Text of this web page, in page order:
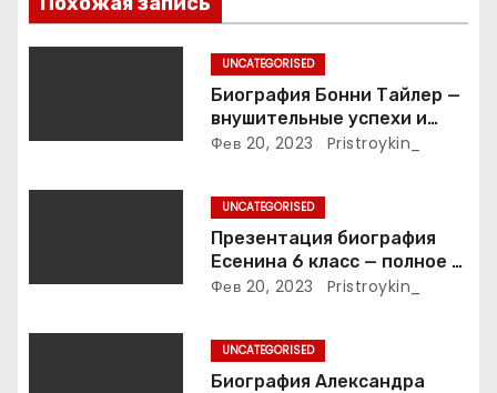
п
з
а
и
UNCATEGORISED
Биография Бонни Тайлер —
внушительные успехи и
интимные подробности
Фев 20, 2023 Pristroykin_
UNCATEGORISED
Презентация биография
Есенина 6 класс — полное и
подробное описание жизни
Фев 20, 2023 Pristroykin_
UNCATEGORISED
Биография Александра